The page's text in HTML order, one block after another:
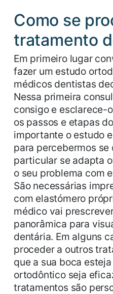
Como se
tratamento
Em primeiro lugar
fazer um estudo
médicos dentistas
Nessa primeira
consigo e esclarece-
os passos e etapas
importante o estudo
para percebermos se
particular se adapta
o seu problema com
São necessárias
com elastómero
médico vai
panorâmica para
dentária. Em alguns
proceder a outros
que a sua boca
ortodôntico seja
tratamentos são